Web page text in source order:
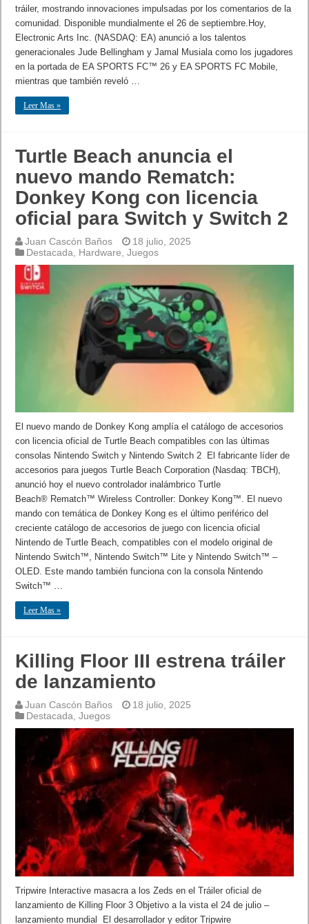
tráiler, mostrando innovaciones impulsadas por los comentarios de la
comunidad. Disponible mundialmente el 26 de septiembre.Hoy,
Electronic Arts Inc. (NASDAQ: EA) anunció a los talentos
generacionales Jude Bellingham y Jamal Musiala como los jugadores
en la portada de EA SPORTS FC™ 26 y EA SPORTS FC Mobile,
mientras que también reveló …
Leer Mas »
Turtle Beach anuncia el
nuevo mando Rematch:
Donkey Kong con licencia
oficial para Switch y Switch 2
Juan Cascón Baños
18 julio, 2025
Destacada
Hardware ,Juegos
El nuevo mando de Donkey Kong amplía el catálogo de accesorios
con licencia oficial de Turtle Beach compatibles con las últimas
consolas Nintendo Switch y Nintendo Switch 2 El fabricante líder de
accesorios para juegos Turtle Beach Corporation (Nasdaq: TBCH),
anunció hoy el nuevo controlador inalámbrico Turtle
Beach® Rematch™ Wireless Controller: Donkey Kong™. El nuevo
mando con temática de Donkey Kong es el último periférico del
creciente catálogo de accesorios de juego con licencia oficial
Nintendo de Turtle Beach, compatibles con el modelo original de
Nintendo Switch™, Nintendo Switch™ Lite y Nintendo Switch™ –
OLED. Este mando también funciona con la consola Nintendo
Switch™ …
Leer Mas »
Killing Floor III estrena tráiler
de lanzamiento
Juan Cascón Baños
18 julio, 2025
Destacada,Juegos
Tripwire Interactive masacra a los Zeds en el Tráiler oficial de
lanzamiento de Killing Floor 3 Objetivo a la vista el 24 de julio –
lanzamiento mundial El desarrollador y editor Tripwire